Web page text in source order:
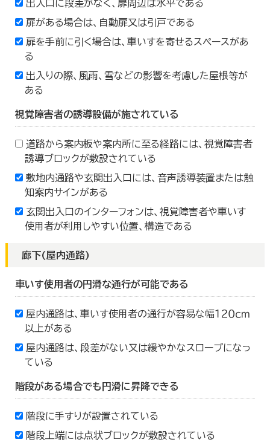
出入口に段差がなく、扉周辺は水平である
扉がある場合は、自動扉又は引戸である
扉を手前に引く場合は、車いすを寄せるスペースがあ
る
出入りの際、風雨、雪などの影響を考慮した屋根等が
ある
視覚障害者の誘導設備が施されている
道路から案内板や案内所に至る経路には、視覚障害者
誘導ブロックが敷設されている
敷地内通路や玄関出入口には、音声誘導装置または触
知案内サインがある
玄関出入口のインターフォンは、視覚障害者や車いす
使用者が利用しやすい位置、構造である
廊下(屋内通路)
車いす使用者の円滑な通行が可能である
屋内通路は、車いす使用者の通行が容易な幅１２０ｃｍ
以上がある
屋内通路は、段差がない又は緩やかなスロープになっ
ている
階段がある場合でも円滑に昇降できる
階段に手すりが設置されている
階段上端には点状ブロックが敷設されている